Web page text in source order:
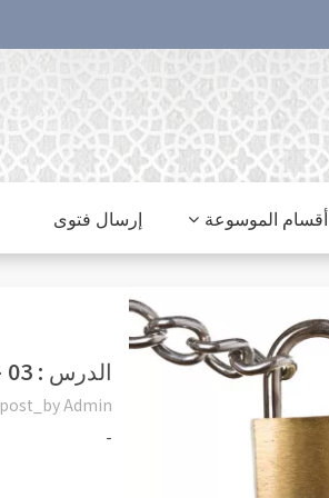
أقسام الموسوعة إرسال فتوى
الدرس : 03 - سورة فاطر - تفسير الآيات 3 - 8 ، وعد الله حق
post_byAdmin
-